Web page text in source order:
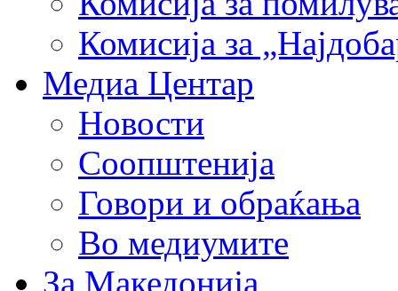
Комисија за
Медиа Центар
Новости
Соопштенија
Говори и обраќања
Во медиумите
За Македонија